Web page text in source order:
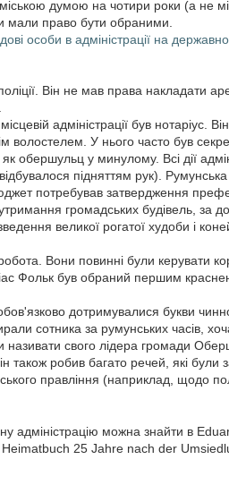
думою на чотири роки (а не
мали право бути обраними.
особи в адміністрації на
Він не мав права накладати
адміністрації був нотаріус.
волостелем. У нього часто був
обершульц у минулому. Всі дії
підняттям рук).
потребував затвердження
громадських будівель, за
великої рогатої худоби і
Вони повинні були керувати
Фольк був обраний першим
дотримувалися букви
сотника за румунських часів,
називати свого лідера громади
також робив багато речей, які були
правління (наприклад, щодо
адміністрацію можна знайти в
25 Jahre nach der